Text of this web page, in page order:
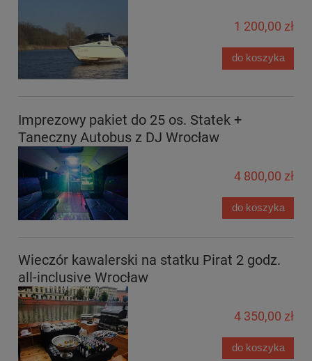
1 200,00 zł
do koszyka
Imprezowy pakiet do 25 os. Statek +
Taneczny Autobus z DJ Wrocław
4 800,00 zł
do koszyka
Wieczór kawalerski na statku Pirat 2 godz.
all-inclusive Wrocław
4 350,00 zł
do koszyka